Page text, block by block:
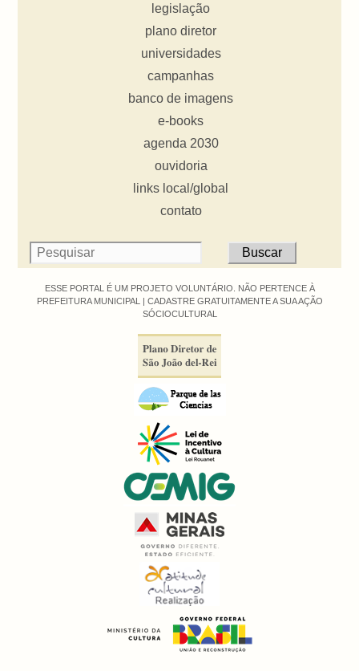
legislação
plano diretor
universidades
campanhas
banco de imagens
e-books
agenda 2030
ouvidoria
links local/global
contato
ESSE PORTAL É UM PROJETO VOLUNTÁRIO. NÃO PERTENCE À
PREFEITURA MUNICIPAL | CADASTRE GRATUITAMENTE A SUA AÇÃO
SÓCIOCULTURAL